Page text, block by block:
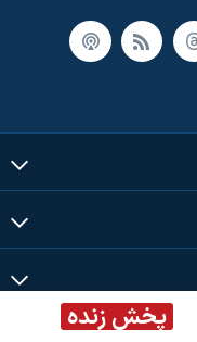
پخش زنده